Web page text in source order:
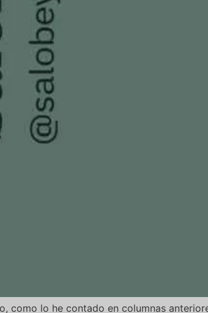
como lo he contado en columnas